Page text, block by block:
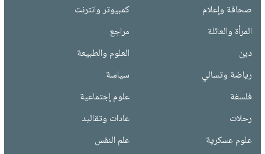
صحافة وإعلام
كمبيوتر وانترنت
المرأة والعائلة
مراجع
دين
العلوم والطبيعة
رياضة وتسالي
سياسة
فلسفة
علوم إجتماعية
رحلات
عادات وتقاليد
علوم عسكرية
علم النفس